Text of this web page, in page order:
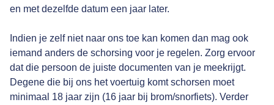
en met dezelfde datum een jaar later.
Indien je zelf niet naar ons toe kan komen dan mag ook
iemand anders de schorsing voor je regelen. Zorg ervoor
dat die persoon de juiste documenten van je meekrijgt.
Degene die bij ons het voertuig komt schorsen moet
minimaal 18 jaar zijn (16 jaar bij brom/snorfiets). Verder